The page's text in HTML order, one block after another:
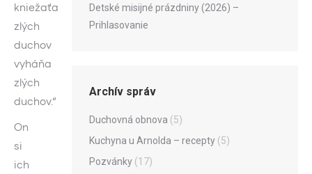
kniežaťa
zlých
duchov
vyháňa
zlých
duchov.“
On
si
ich
Detské misijné prázdniny (2026) –
Prihlasovanie
Archív správ
Duchovná obnova (5)
Kuchyna u Arnolda – recepty (5)
Pozvánky (17)